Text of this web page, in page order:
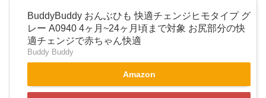
BuddyBuddy おんぶひも 快適チェンジヒモタイプ グ
レー A0940 4ヶ月~24ヶ月頃まで対象 お尻部分の快
適チェンジで赤ちゃん快適
Buddy Buddy
Amazon